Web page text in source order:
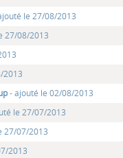
le 27/08/2013
27/08/2013
2013
- ajouté le 02/08/2013
le 27/07/2013
27/07/2013
2013